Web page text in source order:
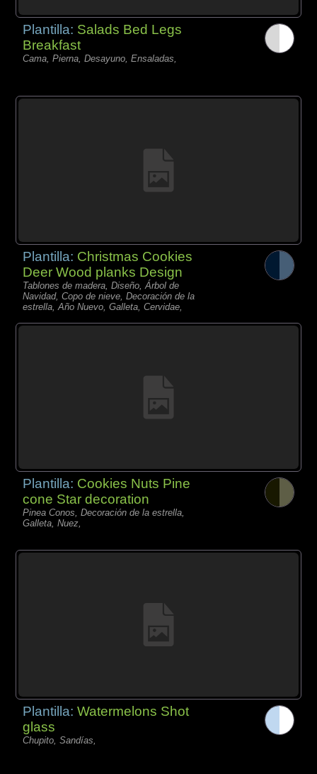
Plantilla: Salads Bed Legs
Breakfast
Cama, Pierna, Desayuno, Ensaladas,
Plantilla: Christmas Cookies
Deer Wood planks Design
Tablones de madera, Diseño, Árbol de
Navidad, Copo de nieve, Decoración de la
estrella, Año Nuevo, Galleta, Cervidae,
Plantilla: Cookies Nuts Pine
cone Star decoration
Pinea Conos, Decoración de la estrella,
Galleta, Nuez,
Plantilla:Watermelons Shot
glass
Chupito, Sandías,